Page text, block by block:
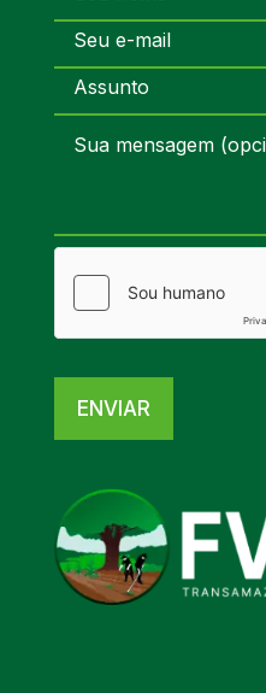
ENVIAR